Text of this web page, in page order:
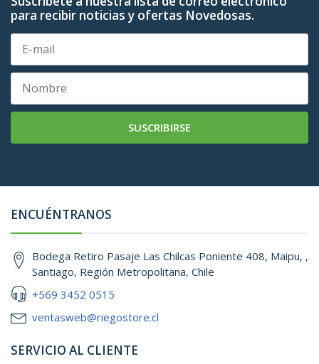
para recibir noticias y ofertas Novedosas.
SUSCRIBIRSE
ENCUÉNTRANOS
Bodega Retiro Pasaje Las Chilcas Poniente 408, Maipu, ,
Santiago, Región Metropolitana, Chile
+569 3452 0515
ventasweb@riegostore.cl
SERVICIO AL CLIENTE